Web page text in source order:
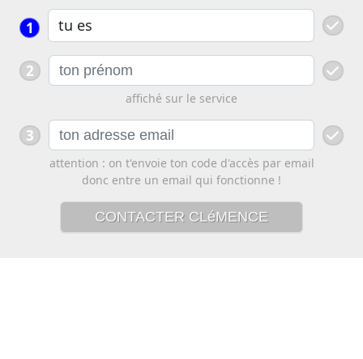
1
2
affiché sur le service
3
attention : on t'envoie ton code d'accès par email
donc entre un email qui fonctionne !
CONTACTER CLéMENCE